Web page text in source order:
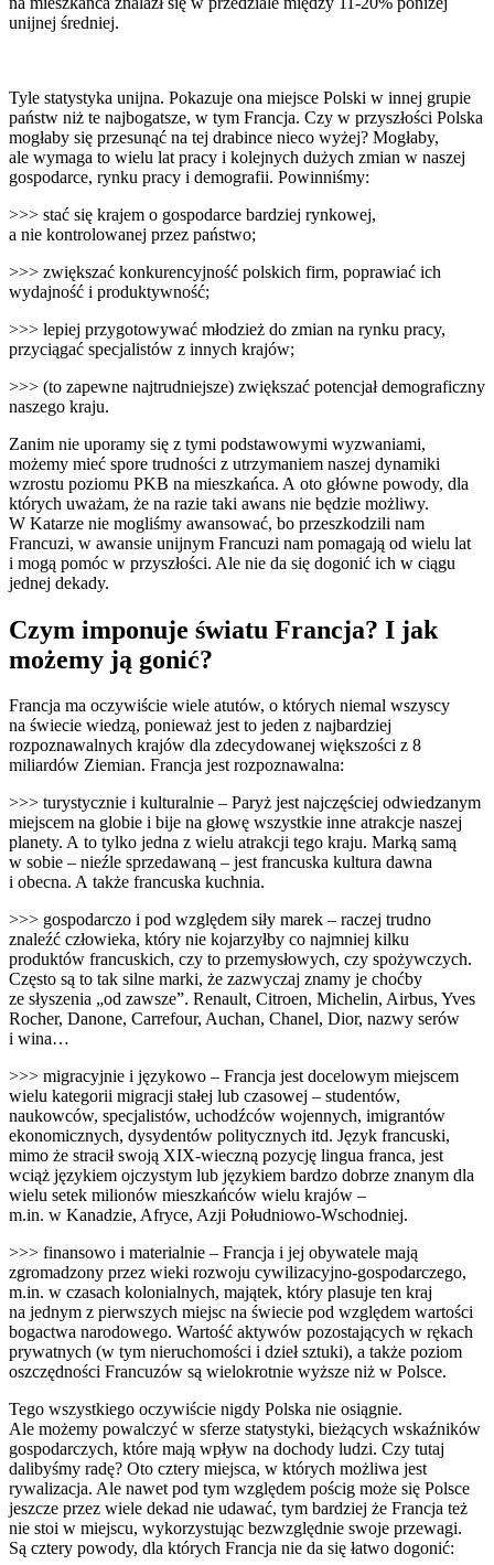
unijnej średniej.
Tyle statystyka unijna. Pokazuje ona miejsce Polski w innej grupie
państw niż te najbogatsze, w tym Francja. Czy w przyszłości Polska
mogłaby się przesunąć na tej drabince nieco wyżej? Mogłaby,
ale wymaga to wielu lat pracy i kolejnych dużych zmian w naszej
gospodarce, rynku pracy i demografii. Powinniśmy:
>>> stać się krajem o gospodarce bardziej rynkowej,
a nie kontrolowanej przez państwo;
>>> zwiększać konkurencyjność polskich firm, poprawiać ich
wydajność i produktywność;
>>> lepiej przygotowywać młodzież do zmian na rynku pracy,
przyciągać specjalistów z innych krajów;
>>> (to zapewne najtrudniejsze) zwiększać potencjał demograficzny
naszego kraju.
Zanim nie uporamy się z tymi podstawowymi wyzwaniami,
możemy mieć spore trudności z utrzymaniem naszej dynamiki
wzrostu poziomu PKB na mieszkańca. A oto główne powody, dla
których uważam, że na razie taki awans nie będzie możliwy.
W Katarze nie mogliśmy awansować, bo przeszkodzili nam
Francuzi, w awansie unijnym Francuzi nam pomagają od wielu lat
i mogą pomóc w przyszłości. Ale nie da się dogonić ich w ciągu
jednej dekady.
Czym imponuje światu Francja? I jak
możemy ją gonić?
Francja ma oczywiście wiele atutów, o których niemal wszyscy
na świecie wiedzą, ponieważ jest to jeden z najbardziej
rozpoznawalnych krajów dla zdecydowanej większości z 8
miliardów Ziemian. Francja jest rozpoznawalna:
>>> turystycznie i kulturalnie – Paryż jest najczęściej odwiedzanym
miejscem na globie i bije na głowę wszystkie inne atrakcje naszej
planety. A to tylko jedna z wielu atrakcji tego kraju. Marką samą
w sobie – nieźle sprzedawaną – jest francuska kultura dawna
i obecna. A także francuska kuchnia.
>>> gospodarczo i pod względem siły marek – raczej trudno
znaleźć człowieka, który nie kojarzyłby co najmniej kilku
produktów francuskich, czy to przemysłowych, czy spożywczych.
Często są to tak silne marki, że zazwyczaj znamy je choćby
ze słyszenia „od zawsze”. Renault, Citroen, Michelin, Airbus, Yves
Rocher, Danone, Carrefour, Auchan, Chanel, Dior, nazwy serów
i wina…
>>> migracyjnie i językowo – Francja jest docelowym miejscem
wielu kategorii migracji stałej lub czasowej – studentów,
naukowców, specjalistów, uchodźców wojennych, imigrantów
ekonomicznych, dysydentów politycznych itd. Język francuski,
mimo że stracił swoją XIX-wieczną pozycję lingua franca, jest
wciąż językiem ojczystym lub językiem bardzo dobrze znanym dla
wielu setek milionów mieszkańców wielu krajów –
m.in. w Kanadzie, Afryce, Azji Południowo-Wschodniej.
>>> finansowo i materialnie – Francja i jej obywatele mają
zgromadzony przez wieki rozwoju cywilizacyjno-gospodarczego,
m.in. w czasach kolonialnych, majątek, który plasuje ten kraj
na jednym z pierwszych miejsc na świecie pod względem wartości
bogactwa narodowego. Wartość aktywów pozostających w rękach
prywatnych (w tym nieruchomości i dzieł sztuki), a także poziom
oszczędności Francuzów są wielokrotnie wyższe niż w Polsce.
Tego wszystkiego oczywiście nigdy Polska nie osiągnie.
Ale możemy powalczyć w sferze statystyki, bieżących wskaźników
gospodarczych, które mają wpływ na dochody ludzi. Czy tutaj
dalibyśmy radę? Oto cztery miejsca, w których możliwa jest
rywalizacja. Ale nawet pod tym względem pościg może się Polsce
jeszcze przez wiele dekad nie udawać, tym bardziej że Francja też
nie stoi w miejscu, wykorzystując bezwzględnie swoje przewagi.
Są cztery powody, dla których Francja nie da się łatwo dogonić: